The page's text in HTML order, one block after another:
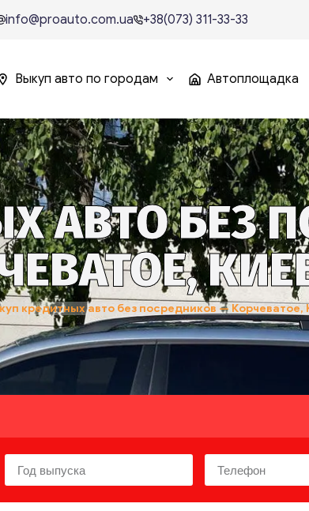
info@proauto.com.ua +38(073) 311-33-33
Выкуп авто по городам Автоплощадка
АВТО БЕЗ
кредитных авто без посредников — Корчеватое,